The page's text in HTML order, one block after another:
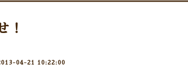
！
04-21 10:22:00